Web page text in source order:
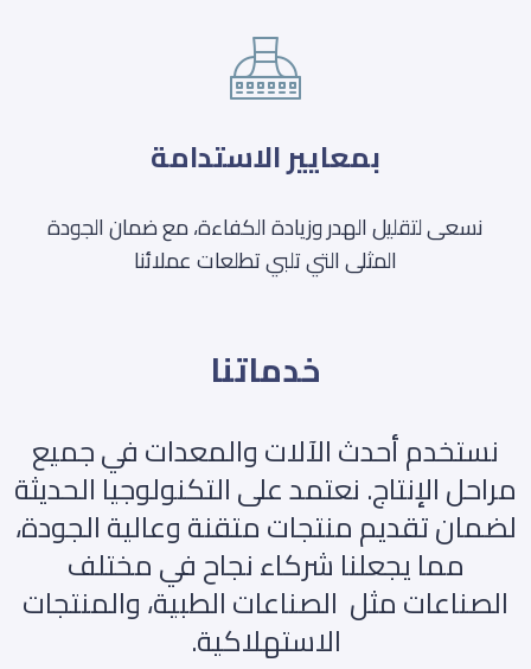
بمعايير الاستدامة
نسعى لتقليل الهدر وزيادة الكفاءة، مع ضمان الجودة
المثلى التي تلبي تطلعات عملائنا
خدماتنا
نستخدم أحدث الآلات والمعدات في جميع
مراحل الإنتاج. نعتمد على التكنولوجيا الحديثة
لضمان تقديم منتجات متقنة وعالية الجودة،
مما يجعلنا شركاء نجاح في مختلف
الصناعات مثل الصناعات الطبية، والمنتجات
الاستهلاكية.